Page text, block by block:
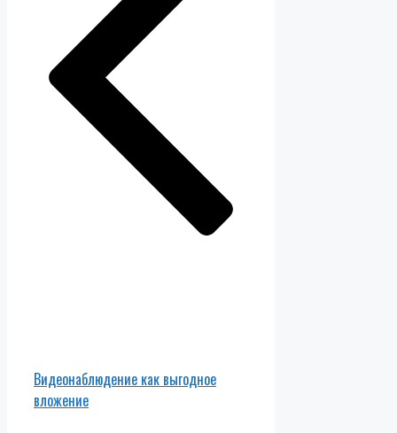
Видеонаблюдение как выгодное
вложение